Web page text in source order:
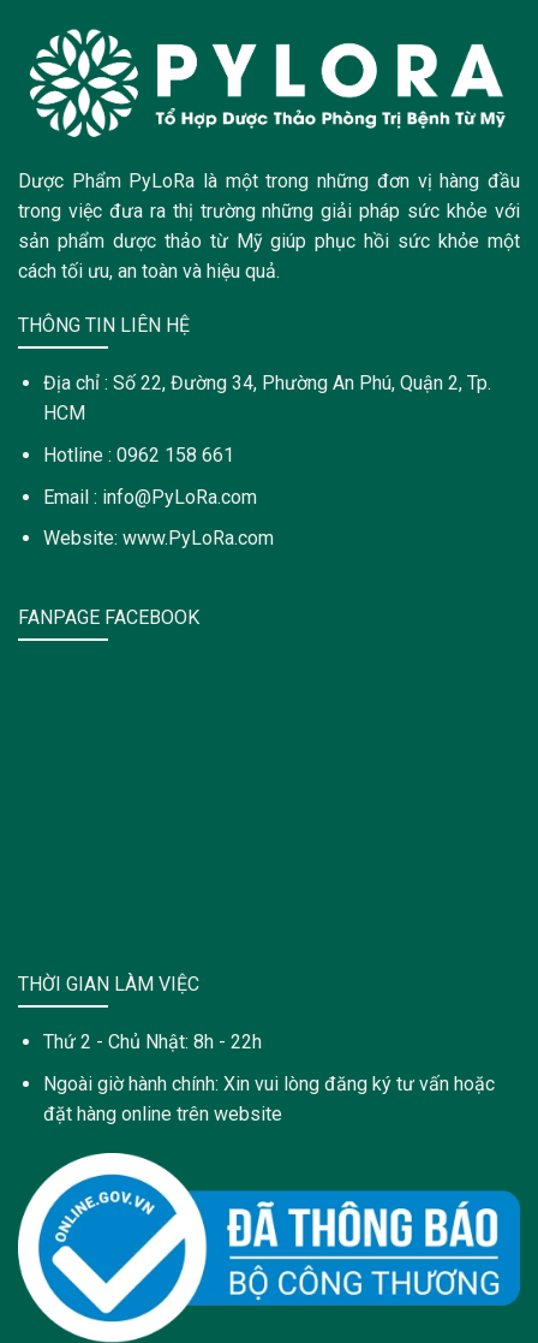
Dược Phẩm PyLoRa là một trong những đơn vị hàng đầu
trong việc đưa ra thị trường những giải pháp sức khỏe với
sản phẩm dược thảo từ Mỹ giúp phục hồi sức khỏe một
cách tối ưu, an toàn và hiệu quả.
THÔNG TIN LIÊN HỆ
Địa chỉ : Số 22, Đường 34, Phường An Phú, Quận 2, Tp.
HCM
Hotline : 0962 158 661
Email : info@PyLoRa.com
Website: www.PyLoRa.com
FANPAGE FACEBOOK
THỜI GIAN LÀM VIỆC
Thứ 2 - Chủ Nhật: 8h - 22h
Ngoài giờ hành chính: Xin vui lòng đăng ký tư vấn hoặc
đặt hàng online trên website